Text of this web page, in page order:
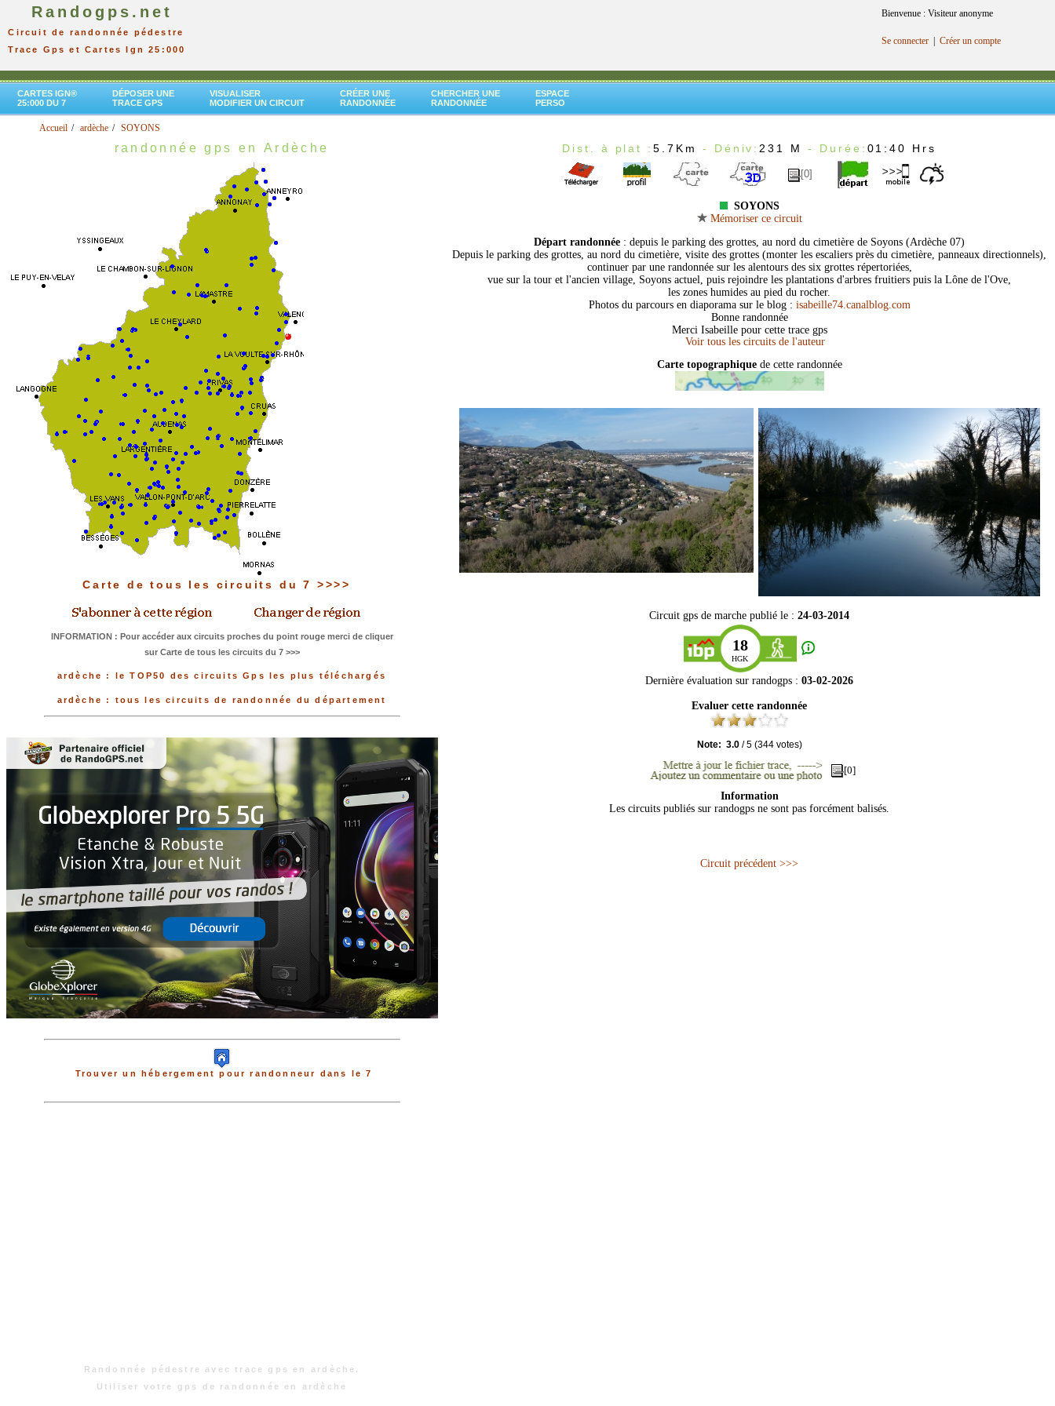
Randogps.net
Circuit de randonnée pédestre
Trace Gps et Cartes Ign 25:000
Bienvenue : Visiteur anonyme
Se connecter Créer un compte
CARTES IGN®
25:000 DU 7
DÉPOSER UNE
TRACE GPS
VISUALISER
MODIFIER UN CIRCUIT
CRÉER UNE
RANDONNÉE
CHERCHER UNE
RANDONNÉE
ESPACE
PERSO
Accueil ardèche SOYONS
randonnée gps en Ardèche
Carte de tous les circuits du 7 >>>>
INFORMATION : Pour accéder aux circuits proches du point rouge merci de cliquer
sur Carte de tous les circuits du 7 >>>
ardèche : le TOP50 des circuits Gps les plus téléchargés
ardèche : tous les circuits de randonnée du département
Trouver un hébergement pour randonneur dans le 7
Randonnée pédestre avec trace gps en ardèche.
Utiliser votre gps de randonnée en ardèche
Dist. à plat :5.7Km - Déniv: 231 M - Durée: 01:40 Hrs
[0]
SOYONS
Mémoriser ce circuit
Départ randonnée : depuis le parking des grottes, au nord du cimetière de Soyons (Ardèche 07)
Depuis le parking des grottes, au nord du cimetière, visite des grottes (monter les escaliers près du cimetière, panneaux directionnels),
continuer par une randonnée sur les alentours des six grottes répertoriées,
vue sur la tour et l'ancien village, Soyons actuel, puis rejoindre les plantations d'arbres fruitiers puis la Lône de l'Ove,
les zones humides au pied du rocher.
Photos du parcours en diaporama sur le blog : isabeille74.canalblog.com
Bonne randonnée
Merci Isabeille pour cette trace gps
Carte topographique de cette randonnée
Circuit gps de marche publié le : 24-03-2014
18
HGK
Dernière évaluation sur randogps : 03-02-2026
Evaluer cette randonnée
Note: 3.0/5(344votes)
[0]
Information
Les circuits publiés sur randogps ne sont pas forcément balisés.
Circuit précédent >>>